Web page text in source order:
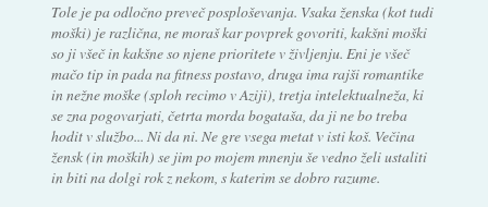
Tole je pa odločno preveč posploševanja. Vsaka ženska (kot tudi
moški) je različna, ne moraš kar povprek govoriti, kakšni moški
so ji všeč in kakšne so njene prioritete v življenju. Eni je všeč
mačo tip in pada na fitness postavo, druga ima rajši romantike
in nežne moške (sploh recimo v Aziji), tretja intelektualneža, ki
se zna pogovarjati, četrta morda bogataša, da ji ne bo treba
hodit v službo... Ni da ni. Ne gre vsega metat v isti koš. Večina
žensk (in moških) se jim po mojem mnenju še vedno želi ustaliti
in biti na dolgi rok z nekom, s katerim se dobro razume.